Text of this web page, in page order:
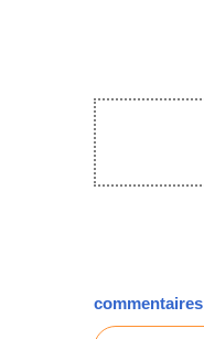
commentaires